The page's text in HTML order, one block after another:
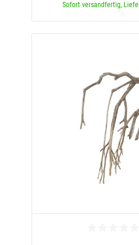
Sofort versandfertig,